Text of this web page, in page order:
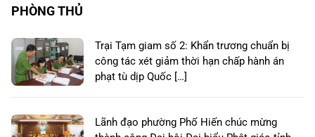
PHÒNG THỦ
Trại Tạm giam số 2: Khẩn trương chuẩn bị
công tác xét giảm thời hạn chấp hành án
phạt tù dịp Quốc […]
Lãnh đạo phường Phố Hiến chúc mừng